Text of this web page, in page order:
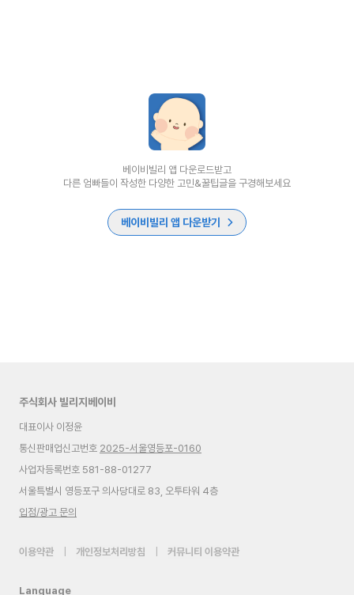
베이비빌리 앱 다운로드받고
다른 엄빠들이 작성한 다양한 고민&꿀팁글을 구경해보세요
베이비빌리 앱 다운받기
주식회사 빌리지베이비
대표이사 이정윤
통신판매업신고번호 2025-서울영등포-0160
사업자등록번호 581-88-01277
서울특별시 영등포구 의사당대로 83, 오투타워 4층
입점/광고 문의
이용약관 개인정보처리방침 커뮤니티 이용약관
Language